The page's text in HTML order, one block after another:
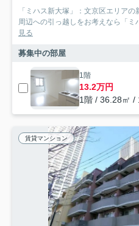
「ミハス新大塚」：文京区エリア
周辺への引っ越しをお考えなら「ミ
見る
募集中の部屋
1階
13.2万円
1階 / 36.28㎡ /
賃貸マンション